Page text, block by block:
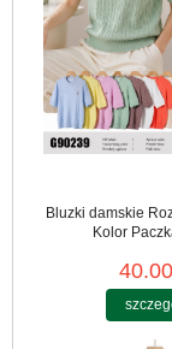
Bluzki damskie
Kolor